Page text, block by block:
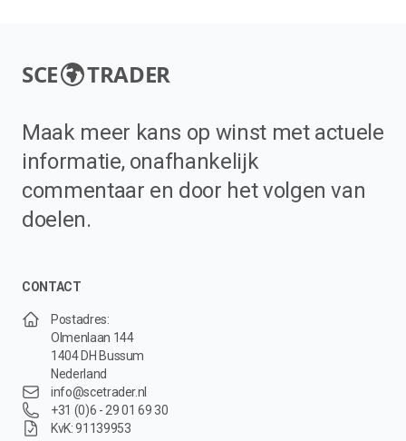
SCE TRADER
Maak meer kans op winst met actuele
informatie, onafhankelijk
commentaar en door het volgen van
doelen.
CONTACT
Postadres:
Olmenlaan 144
1404 DH Bussum
Nederland
info@scetrader.nl
+31 (0)6 - 29 01 69 30
KvK: 91139953